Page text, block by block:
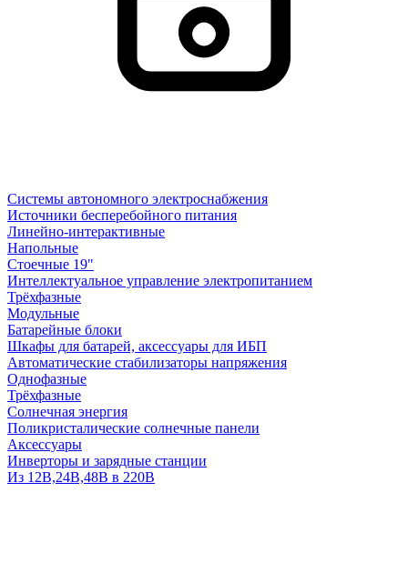
Системы автономного электроснабжения
Источники бесперебойного питания
Линейно-интерактивные
Напольные
Стоечные 19"
Интеллектуальное управление электропитанием
Трёхфазные
Модульные
Батарейные блоки
Шкафы для батарей, аксессуары для ИБП
Автоматические стабилизаторы напряжения
Однофазные
Трёхфазные
Солнечная энергия
Поликристалические солнечные панели
Аксессуары
Инверторы и зарядные станции
Из 12В,24В,48В в 220В